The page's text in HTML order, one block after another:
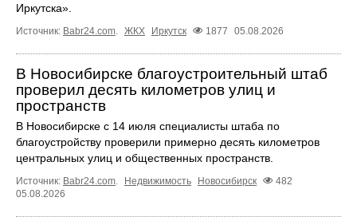
Иркутска».
Источник: Babr24.com ЖКХ Иркутск 1877 05.08.2026
В Новосибирске благоустроительный штаб
проверил десять километров улиц и
пространств
В Новосибирске с 14 июля специалисты штаба по
благоустройству проверили примерно десять километров
центральных улиц и общественных пространств.
Источник: Babr24.com. Недвижимость Новосибирск
482
05.08.2026